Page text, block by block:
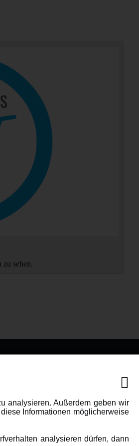
zu sehen.
Zubehör
Nutzfahrzeuge
analysieren. Außerdem geben wir
Informationen möglicherweise
analysieren dürfen, dann